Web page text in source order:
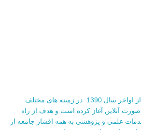
تیم پژوهشی کوله پشتی از اواخر سال 1390 در زمینه های مختلف
آنلاین آغاز کرده است و هدف از راه
علمی و پژوهشی به همه اقشار جامعه از